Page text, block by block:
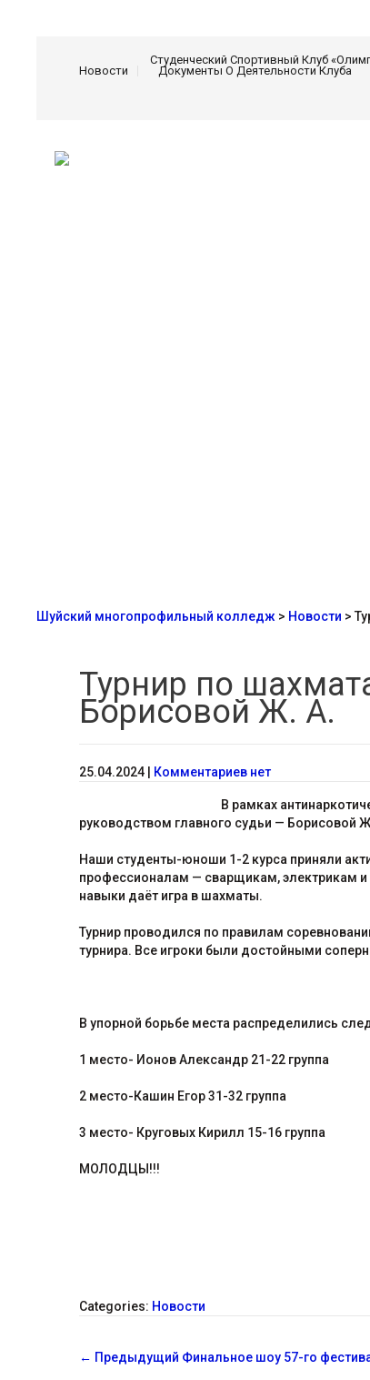
Новости
Студенческий Спортивный Клуб
Документы О Деятельности Клуба
Шуйский многопрофильный колледж > Новости >
Турнир по
Борисовой Ж. А.
25.04.2024 Комментариев нет
В рамках
руководством главного судьи — Борисовой
Наши студенты-юноши 1-2 курса приняли
профессионалам — сварщикам, электрикам и
навыки даёт игра в шахматы.
Турнир проводился по правилам
турнира. Все игроки были достойными
В упорной борьбе места распределились
1 место- Ионов Александр 21-22 группа
2 место-Кашин Егор 31-32 группа
3 место- Круговых Кирилл 15-16 группа
МОЛОДЦЫ!!!
Categories: Новости
С
← Предыдущий Финальное шоу 57-го